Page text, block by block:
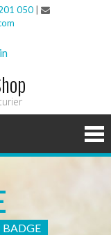
050
BADGE